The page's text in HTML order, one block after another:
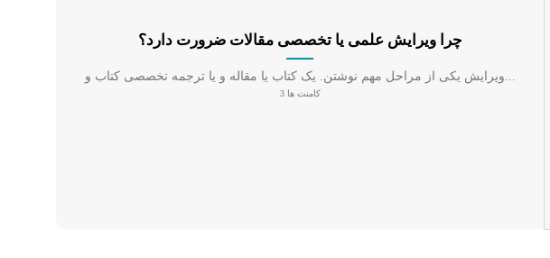
چرا ویرایش علمی یا تخصصی مقالات ضرورت دارد؟
ویرایش یکی از مراحل مهم نوشتن. یک کتاب یا مقاله و یا ترجمه تخصصی کتاب و...
کامنت ها 3